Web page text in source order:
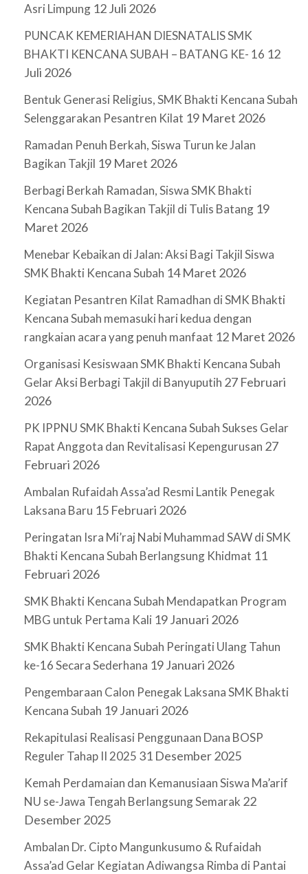
Asri Limpung 12 Juli 2026
PUNCAK KEMERIAHAN DIESNATALIS SMK
BHAKTI KENCANA SUBAH – BATANG KE- 16 12
Juli 2026
Bentuk Generasi Religius, SMK Bhakti Kencana Subah
Selenggarakan Pesantren Kilat 19 Maret 2026
Ramadan Penuh Berkah, Siswa Turun ke Jalan
Bagikan Takjil 19 Maret 2026
Berbagi Berkah Ramadan, Siswa SMK Bhakti
Kencana Subah Bagikan Takjil di Tulis Batang 19
Maret 2026
Menebar Kebaikan di Jalan: Aksi Bagi Takjil Siswa
SMK Bhakti Kencana Subah 14 Maret 2026
Kegiatan Pesantren Kilat Ramadhan di SMK Bhakti
Kencana Subah memasuki hari kedua dengan
rangkaian acara yang penuh manfaat 12 Maret 2026
Organisasi Kesiswaan SMK Bhakti Kencana Subah
Gelar Aksi Berbagi Takjil di Banyuputih 27 Februari
2026
PK IPPNU SMK Bhakti Kencana Subah Sukses Gelar
Rapat Anggota dan Revitalisasi Kepengurusan 27
Februari 2026
Ambalan Rufaidah Assa’ad Resmi Lantik Penegak
Laksana Baru 15 Februari 2026
Peringatan Isra Mi’raj Nabi Muhammad SAW di SMK
Bhakti Kencana Subah Berlangsung Khidmat 11
Februari 2026
SMK Bhakti Kencana Subah Mendapatkan Program
MBG untuk Pertama Kali 19 Januari 2026
SMK Bhakti Kencana Subah Peringati Ulang Tahun
ke-16 Secara Sederhana 19 Januari 2026
Pengembaraan Calon Penegak Laksana SMK Bhakti
Kencana Subah 19 Januari 2026
Rekapitulasi Realisasi Penggunaan Dana BOSP
Reguler Tahap II 2025 31 Desember 2025
Kemah Perdamaian dan Kemanusiaan Siswa Ma’arif
NU se-Jawa Tengah Berlangsung Semarak 22
Desember 2025
Ambalan Dr. Cipto Mangunkusumo & Rufaidah
Assa’ad Gelar Kegiatan Adiwangsa Rimba di Pantai